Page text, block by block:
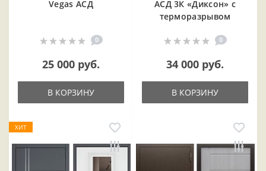
Vegas АСД
0
25 000 руб.
В КОРЗИНУ
АСД 3К «Диксон» с
терморазрывом
0
34 000 руб.
В КОРЗИНУ
ХИТ